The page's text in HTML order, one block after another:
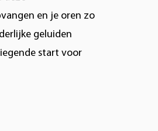
en je oren zo
geluiden
start voor